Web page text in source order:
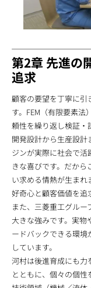
第2章 先進の
追求
顧客の要望を丁寧に引
す。FEM（有限要素
頼性を繰り返し検証・
開発設計から生産設
ジンが実際に社会で
きな喜びです。だか
い求める情熱が生ま
好奇心と顧客価値を追
また、三菱重工グル
大きな強みです。実物
ードバックできる環境
しています。
河村は後進育成にも力
とともに、個々の個